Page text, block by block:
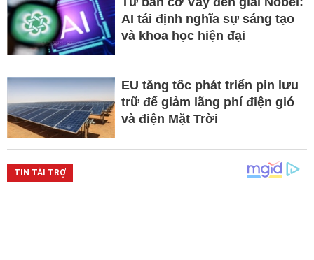
AI tái định nghĩa sự sáng tạo
và khoa học hiện đại
EU tăng tốc phát triển pin lưu
trữ để giảm lãng phí điện gió
và điện Mặt Trời